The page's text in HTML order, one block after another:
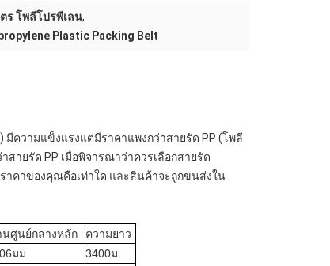
ร โพลีโปรพีเลน,
Plastic Packing Belt
มีความแข็งแรงแต่มีราคาแพงกว่าสายรัด PP (โพลี
ายรัด PP เมื่อพิจารณาว่าควรเลือกสายรัด
าคาของคุณคือเท่าใด และสินค้าจะถูกขนส่งใน
นศูนย์กลางหลัก
ความยาว
มม
3400ม